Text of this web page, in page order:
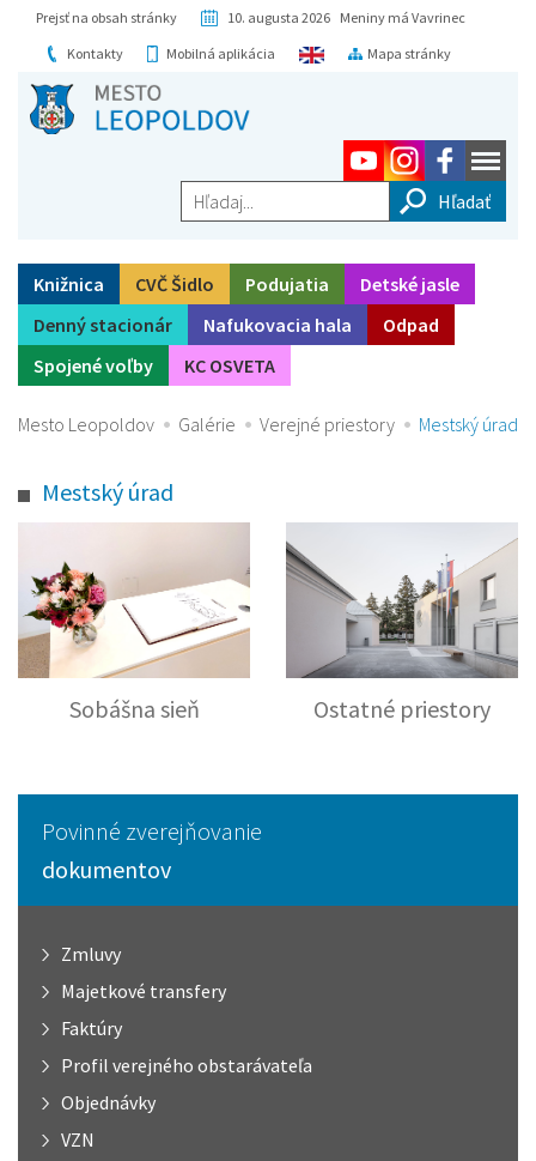
Prejsť na obsah stránky
10. augusta 2026 Meniny má Vavrinec
Kontakty
Mobilná aplikácia Mapa stránky
Hľadaj...
Knižnica CVČ Šidlo Podujatia
Detské jasle
Denný stacionár
Nafukovacia hala
Odpad
Spojené voľby
KC OSVETA
Mesto Leopoldov Galérie Verejné priestory Mestský úrad
Mestský úrad
Sobášna sieň Ostatné priestory
Povinné zverejňovanie
dokumentov
Zmluvy
Majetkové transfery
Faktúry
Profil verejného obstarávateľa
Objednávky
VZN